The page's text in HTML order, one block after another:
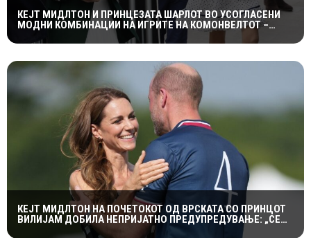
КЕЈТ МИДЛТОН И ПРИНЦЕЗАТА ШАРЛОТ ВО УСОГЛАСЕНИ
МОДНИ КОМБИНАЦИИ НА ИГРИТЕ НА КОМОНВЕЛТОТ –
КРАЛСКОТО СЕМЕЈСТВО ГО ПРИВЛЕЧЕ ЦЕЛОТО ВНИМАНИЕ
КЕЈТ МИДЛТОН НА ПОЧЕТОКОТ ОД ВРСКАТА СО ПРИНЦОТ
ВИЛИЈАМ ДОБИЛА НЕПРИЈАТНО ПРЕДУПРЕДУВАЊЕ: „СЕ
МАЖИШ ВО ПОГРЕШНО СЕМЕЈСТВО“